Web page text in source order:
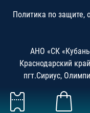
Политика по защите,
АНО «СК
Краснодарский
пгт.Сириус,